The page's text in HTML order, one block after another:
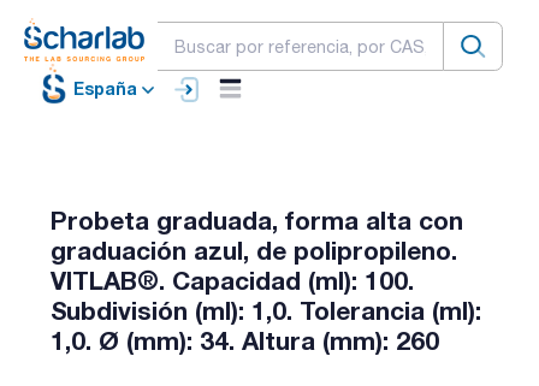
España
Probeta graduada, forma alta con
graduación azul, de polipropileno.
VITLAB®. Capacidad (ml): 100.
Subdivisión (ml): 1,0. Tolerancia (ml):
1,0. Ø (mm): 34. Altura (mm): 260